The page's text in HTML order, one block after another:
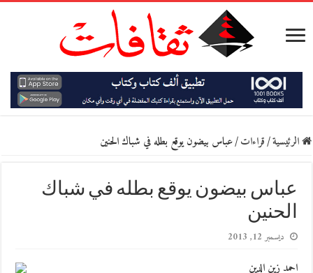
الرئيسية/قراءات/عباس بيضون يوقع بطله في شباك الحنين
عباس بيضون يوقع بطله في شباك
الحنين
ديسمبر 12, 2013
احمد زين الدين